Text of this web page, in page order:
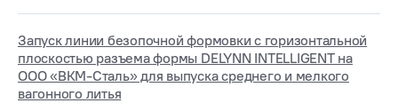
Запуск линии безопочной формовки с горизонтальной
плоскостью разъема формы DELYNN INTELLIGENT на
ООО «ВКМ-Сталь» для выпуска среднего и мелкого
вагонного литья